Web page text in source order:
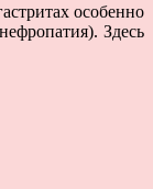
особенно
Здесь